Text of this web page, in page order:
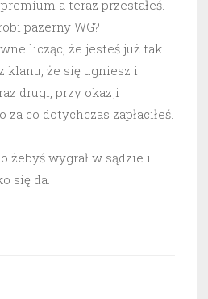
a teraz przestałeś.
pazerny WG?
licząc, że jesteś już tak
klanu, że się ugniesz i
drugi, przy okazji
za co dotychczas zapłaciłeś.
żebyś wygrał w sądzie i
się da.